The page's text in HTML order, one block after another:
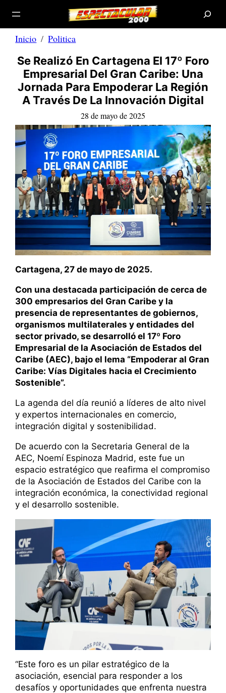
Saltar
contenido
a
Inicio Politica
Se Realizó En Cartagena El 17º Foro
Empresarial Del Gran Caribe: Una
Jornada Para Empoderar La Región
A Través De La Innovación Digital
28 de mayo de 2025
Cartagena, 27 de mayo de 2025.
Con una destacada participación de cerca de
300 empresarios del Gran Caribe y la
presencia de representantes de gobiernos,
organismos multilaterales y entidades del
sector privado, se desarrolló el 17º Foro
Empresarial de la Asociación de Estados del
Caribe (AEC), bajo el lema “Empoderar al Gran
Caribe: Vías Digitales hacia el Crecimiento
Sostenible”.
La agenda del día reunió a líderes de alto nivel
y expertos internacionales en comercio,
integración digital y sostenibilidad.
De acuerdo con la Secretaria General de la
AEC, Noemí Espinoza Madrid, este fue un
espacio estratégico que reafirma el compromiso
de la Asociación de Estados del Caribe con la
integración económica, la conectividad regional
y el desarrollo sostenible.
“Este foro es un pilar estratégico de la
asociación, esencial para responder a los
desafíos y oportunidades que enfrenta nuestra